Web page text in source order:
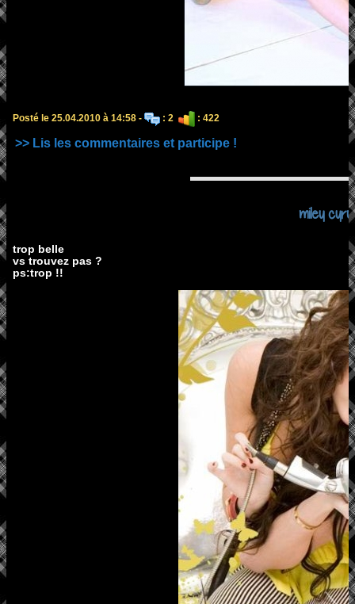
Posté le 25.04.2010 à 14:58 - : 2 : 422
>> Lis les commentaires et participe !
miley
trop belle
vs trouvez pas ?
ps:trop !!